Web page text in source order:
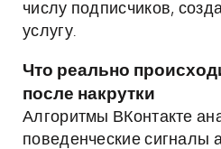
числу подписчиков,
услугу.
Что реально
после накрутки
Алгоритмы ВКонтакте
поведенческие сигналы